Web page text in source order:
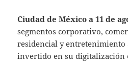
Ciudad de México a 11 de
segmentos corporativo,
residencial y entretenimiento
invertido en su digitalización